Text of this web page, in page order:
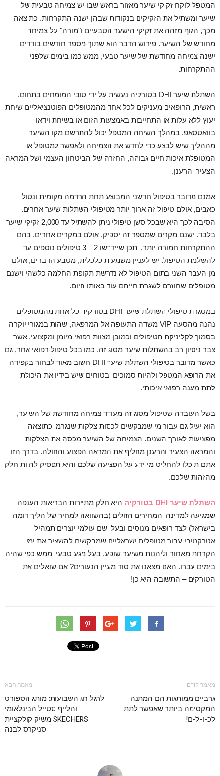
המטפל לוקח זקיקי שיער מאזור בראש שבו יש צמיחה טבעית של
שיער ומשתיל את הזקיקים בנקודות שבהן ישנה התקרחות. כתוצאה
מכך, הגוף מזהה את זקיקי הישער הטבעיים ו"מורה" על צמיחה
מחודש של השיער. פירוש הדבר הוא שתוך מספר חודשים בודדים
ישנה צמיחה מחודשת של שיער טבעי, ממש כמו בימים שלפני
ההתקרחות.
השתלת שיער DHI בטורקיה נעשית על ידי טובי המומחים בתחום.
ראשית, הרופאים מעניקים לכל אחד מהמטופלים הפוטנציאליים שיחת
יעוץ ללא עלות או התחייבות באמצעות הזום או בשיחת וידאו
בוואטסאפ. במהלך השיחה המטפל יכול להתרשם מקו השיער,
מההליך שיש לבצע כדי לחדש את הצמיחה ולאפשר למטופל או
המטופלת איכות חיים גבוהה, החזרה של הביטחון העצמי ושל המראה
הצעיר והרענן.
אמנם מדובר בטיפול חדשני המבוצע תחת הרדמה מקומית ונטול
כאבים, אולם טיפול זה ארוך יותר מטיפולי השתלות שיער אחרים.
הסיבה לכך היא שבכל סשן טיפולי ניתן להשתיל עד 2,000 זקיקי שיער
בלבד. ישנם מקרים שמספר זה יספיק, אולם במקרים אחרים, בהם
ההתקרחות חמורה יותר, יתכן שיידרשו 2—3 טיפולים נוספים עד
להשלמת הטיפול. יש לעניין משמעות כלכלית, מטבע הדברים, אולם
מן העבר השני בתום הטיפול לא נדרשת תקופת החלמה כלשהי וישנם
מטופלים שחוזרם לשגרת חייהם עוד באותו היום.
במסגרת טיפולי השתלת שיער DHI בטורקיה כל אחת מהמטופלים
נהנה מהסעה VIP משדה התעופה אל המרפאה, שהות במגורי יוקרה
בסמוך לקליניקת הטיפולים וכמובן מצוות רפואי מיומן ומקצועי, אשר
צבר ניסיון רב בהשתלות שיער מסוג זה. כמו בכל טיפול רפואי אחר, גם
כאשר מדובר בטיפולי השתלת שיער DHI חשוב מאוד לבחור בקפידה
את הרופא המטפל ולהיות סמוכים ובטוחים שיש בידיו את היכולת
לתת מענה רפואי איכותי.
בשל העובדה שטיפול מסוג זה מעודד צמיחה מחודשת של השיער,
הוא יעיל גם עבור מי שמבקשים לכסות צלקות שנגרמו כתוצאה
מפציעות לאורך השנים. הצמיחה של השיער מכסה את הצלקות
והמראה הצעיר והרענן מחליף את המראה הפצוע והחולה. בדרך הזו
אתם תוכלו להחליט מי ידע על הפציעה שלכם והיא תפסיק להיות חלק
מהזהות שלכם.
השתלת שיער DHI בטורקיה
היא חלק מתיירות הבריאות הענפה
שמגיעה למדינה. המחירים הזולים (בהשוואה למחיר של הליך דומה
בישראל) לצד רופאים מנוסים ובעלי שם עולמי יוצרים תמהיל
אטרקטיבי עבור מטופלים ישראליים שמבקשים להשאיר את ימי
הקרחת מאחור וליהנות משיער שופע, בעל מגע טבעי, ממש כפי שהיה
בימים עברו. האם מצאנו את סוד מעיין הנעורים? אם שואלים את
הטורקים – התשובה היא כן!
מאמר קודם
גרביים ממותגות הם המתנה
המקסימה ביותר שאפשר לתת
לכ-ו-ל-ם!
מאמר הבא
לרגל חג השבועות: מותג הספורט
והלייף סטייל הבינלאומי
SKECHERS משיק קולקציית
סניקרס לבנה